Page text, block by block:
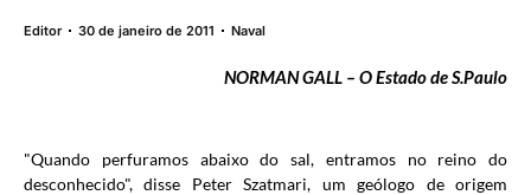
Editor 30 de janeiro de 2011 Naval
NORMAN GALL – O Estado de S.Paulo
"Quando perfuramos abaixo do sal, entramos no reino do
desconhecido", disse Peter Szatmari, um geólogo de origem